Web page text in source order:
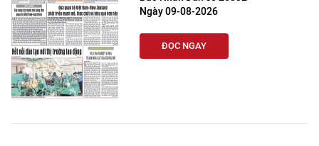
Ngày 09-08-2026
ĐỌC NGAY